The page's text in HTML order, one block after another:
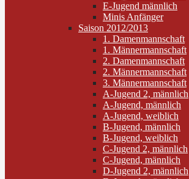
E-Jugend männlich
Minis Anfänger
Saison 2012/2013
1. Damenmannschaft
1. Männermannschaft
2. Damenmannschaft
2. Männermannschaft
3. Männermannschaft
A-Jugend 2, männlich
A-Jugend, männlich
A-Jugend, weiblich
B-Jugend, männlich
B-Jugend, weiblich
C-Jugend 2, männlich
C-Jugend, männlich
D-Jugend 2, männlich